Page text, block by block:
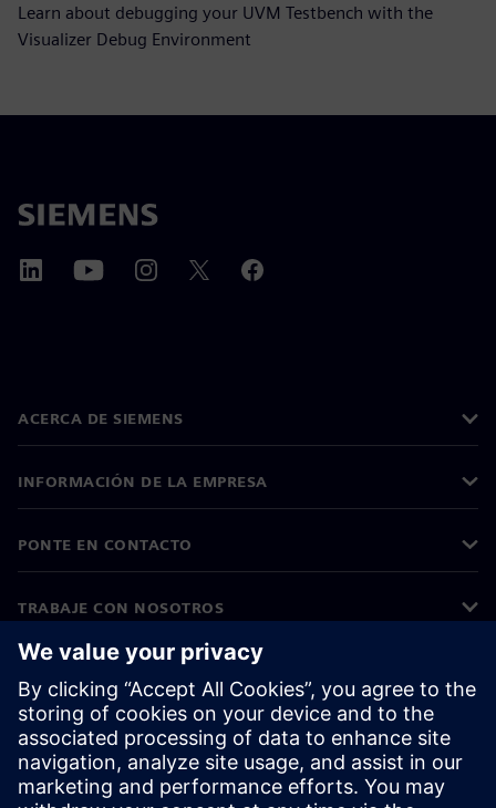
Learn about debugging your UVM Testbench with the
Visualizer Debug Environment
ACERCA DE SIEMENS
INFORMACIÓN DE LA EMPRESA
PONTE EN CONTACTO
TRABAJE CON NOSOTROS
©Siemens 2026
Información corporativa
Aviso de privacidad